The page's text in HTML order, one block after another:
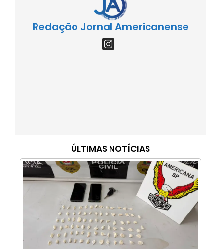
Redação Jornal Americanense
ÚLTIMAS NOTÍCIAS